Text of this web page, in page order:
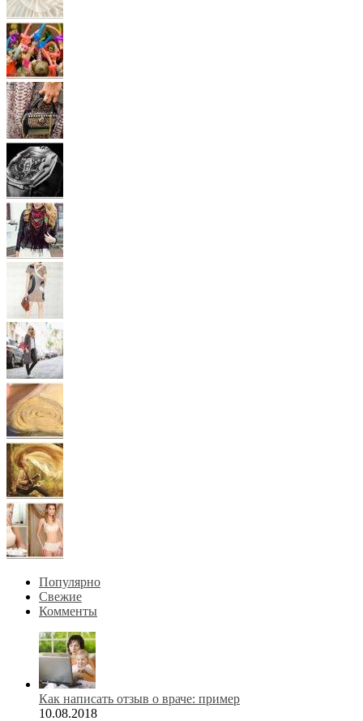
Популярно
Свежие
Комменты
Как написать отзыв о враче: пример
10.08.2018